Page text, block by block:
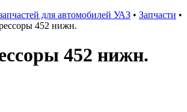
для автомобилей УАЗ • Запчасти •
452 нижн.
452 нижн.